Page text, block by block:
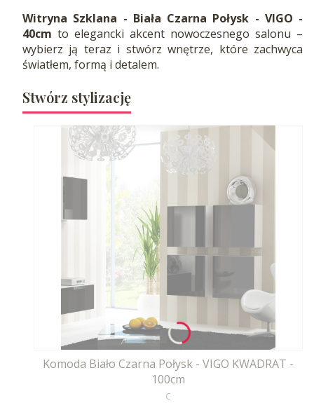
Witryna Szklana - Biała Czarna Połysk - VIGO -
40cm to elegancki akcent nowoczesnego salonu –
wybierz ją teraz i stwórz wnętrze, które zachwyca
światłem, formą i detalem.
Stwórz stylizację
Komoda Biało Czarna Połysk - VIGO KWADRAT -
100cm
PRODUCENT
C